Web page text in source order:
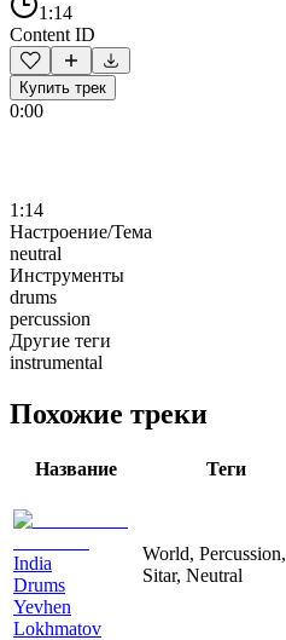
1:14
Content ID
Купить трек
0:00
1:14
Настроение/Тема
neutral
Инструменты
drums
percussion
Другие теги
instrumental
Похожие треки
Название Теги
India
Drums
Yevhen
Lokhmatov
World, Percussion,
Sitar, Neutral